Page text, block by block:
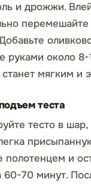
и дрожжи.
руками около 8-
станет мягким и
теста
тесто в шар,
полотенцем и
60-70 минут.